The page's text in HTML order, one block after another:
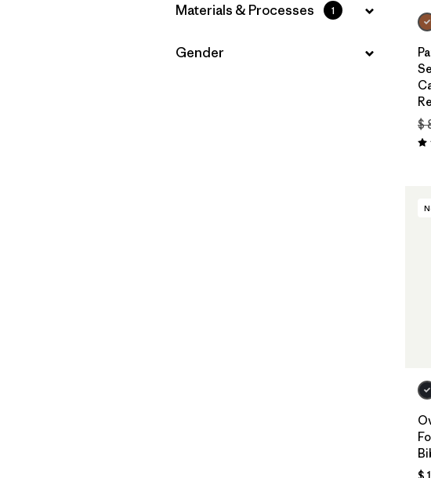
Filtrar por
Materials & Processes 1
Filtrar por
Gender
$